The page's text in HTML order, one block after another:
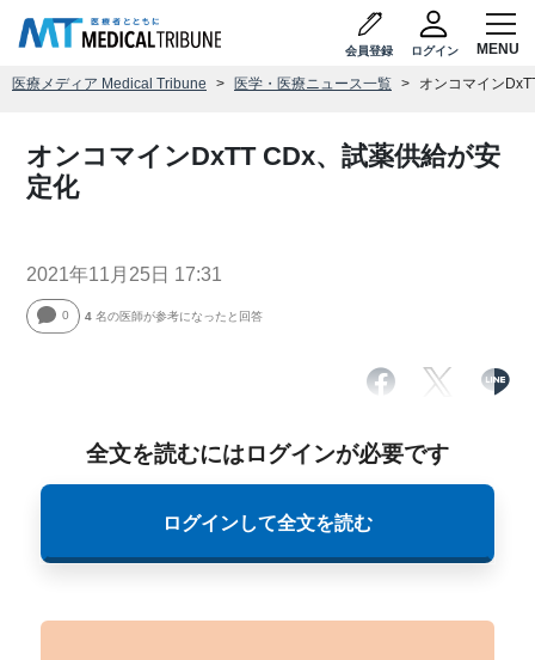
会員登録 ログイン
医療メディア Medical Tribune 医学・医療ニュース一覧 オンコマイン
オンコマインDxTT CDx、試薬供給が安
定化
2021年11月25日 17:31
0 4 名の医師が参考になったと回答
全文を読むにはログインが必要です
ログインして全文を読む